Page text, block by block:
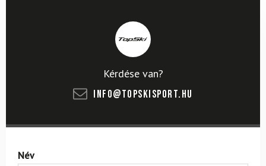
Kérdése van?
info@topskisport.hu
Név